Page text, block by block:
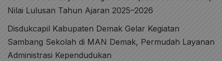
Nilai Lulusan Tahun Ajaran 2025–2026
Disdukcapil Kabupaten Demak Gelar Kegiatan
Sambang Sekolah di MAN Demak, Permudah Layanan
Administrasi Kependudukan